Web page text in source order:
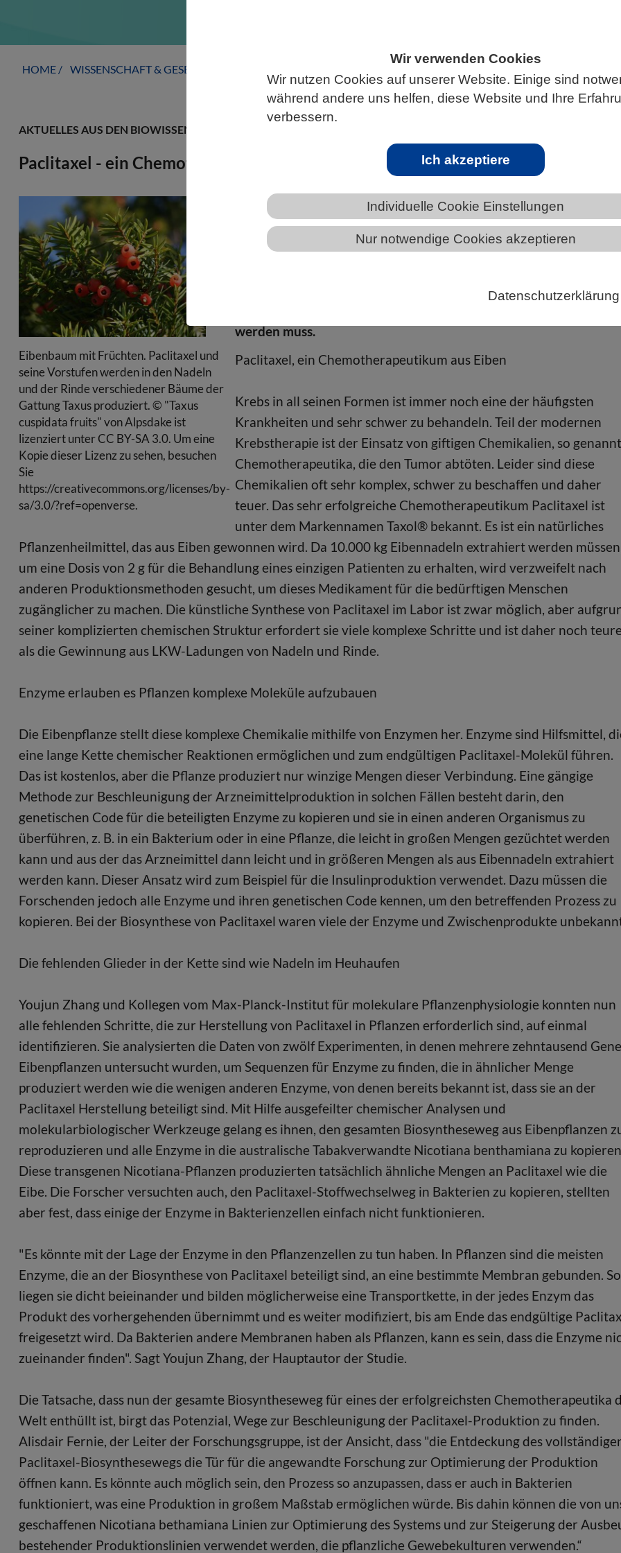
Wir verwenden Cookies
Wir nutzen Cookies auf unserer Website. Einige sind
während andere uns helfen, diese Website und Ihre
verbessern.
Ich akzeptiere
Individuelle Cookie Einstellungen
Nur notwendige Cookies akzeptieren
Datenschutzerklärung
HOME WISSENSCHAFT & GESELLSCHAFT
AKTUELLES AUS DEN BIOWISSENSCHAFTEN
Paclitaxel - ein Chemotherapeutikum aus Eiben
Eibenbaum mit Früchten. Paclitaxel und
seine Vorstufen werden in den Nadeln
und der Rinde verschiedener Bäume der
Gattung Taxus produziert. © "Taxus
cuspidata fruits" von Alpsdake ist
lizenziert unter CC BY-SA 3.0. Um eine
Kopie dieser Lizenz zu sehen, besuchen
Sie
https://creativecommons.org/licenses/by-
sa/3.0/?ref=openverse.
Der Biosyntheseweg von Paclitaxel, einem sehr erfolgreich
eingesetzten Chemotherapeutikum zur Krebsbehandlung, wurde
jetzt von Forschenden des Max-Planck-Instituts für molekulare
die Produktion dieses sehr komplexen Moleküls erleichtern, das
werden muss.
Paclitaxel, ein Chemotherapeutikum aus Eiben
Krebs in all seinen Formen ist immer noch eine der häufigsten
Krankheiten und sehr schwer zu behandeln. Teil der modernen
Krebstherapie ist der Einsatz von giftigen Chemikalien, so
Chemotherapeutika, die den Tumor abtöten. Leider sind diese
Chemikalien oft sehr komplex, schwer zu beschaffen und daher
teuer. Das sehr erfolgreiche Chemotherapeutikum Paclitaxel ist
unter dem Markennamen Taxol® bekannt. Es ist ein natürliches
Pflanzenheilmittel, das aus Eiben gewonnen wird. Da 10.000 kg Eibennadeln extrahiert werden müssen,
um eine Dosis von 2 g für die Behandlung eines einzigen Patienten zu erhalten, wird verzweifelt nach
anderen Produktionsmethoden gesucht, um dieses Medikament für die bedürftigen Menschen
zugänglicher zu machen. Die künstliche Synthese von Paclitaxel im Labor ist zwar möglich, aber
seiner komplizierten chemischen Struktur erfordert sie viele komplexe Schritte und ist daher noch
als die Gewinnung aus LKW-Ladungen von Nadeln und Rinde.
Enzyme erlauben es Pflanzen komplexe Moleküle aufzubauen
Die Eibenpflanze stellt diese komplexe Chemikalie mithilfe von Enzymen her. Enzyme sind Hilfsmittel,
eine lange Kette chemischer Reaktionen ermöglichen und zum endgültigen Paclitaxel-Molekül führen.
Das ist kostenlos, aber die Pflanze produziert nur winzige Mengen dieser Verbindung. Eine gängige
Methode zur Beschleunigung der Arzneimittelproduktion in solchen Fällen besteht darin, den
genetischen Code für die beteiligten Enzyme zu kopieren und sie in einen anderen Organismus zu
überführen, z. B. in ein Bakterium oder in eine Pflanze, die leicht in großen Mengen gezüchtet werden
kann und aus der das Arzneimittel dann leicht und in größeren Mengen als aus Eibennadeln extrahiert
werden kann. Dieser Ansatz wird zum Beispiel für die Insulinproduktion verwendet. Dazu müssen die
Forschenden jedoch alle Enzyme und ihren genetischen Code kennen, um den betreffenden Prozess zu
kopieren. Bei der Biosynthese von Paclitaxel waren viele der Enzyme und Zwischenprodukte
Die fehlenden Glieder in der Kette sind wie Nadeln im Heuhaufen
Youjun Zhang und Kollegen vom Max-Planck-Institut für molekulare Pflanzenphysiologie konnten nun
alle fehlenden Schritte, die zur Herstellung von Paclitaxel in Pflanzen erforderlich sind, auf einmal
identifizieren. Sie analysierten die Daten von zwölf Experimenten, in denen mehrere zehntausend
Eibenpflanzen untersucht wurden, um Sequenzen für Enzyme zu finden, die in ähnlicher Menge
produziert werden wie die wenigen anderen Enzyme, von denen bereits bekannt ist, dass sie an der
Paclitaxel Herstellung beteiligt sind. Mit Hilfe ausgefeilter chemischer Analysen und
molekularbiologischer Werkzeuge gelang es ihnen, den gesamten Biosyntheseweg aus Eibenpflanzen
reproduzieren und alle Enzyme in die australische Tabakverwandte Nicotiana benthamiana zu kopieren.
Diese transgenen Nicotiana-Pflanzen produzierten tatsächlich ähnliche Mengen an Paclitaxel wie die
Eibe. Die Forscher versuchten auch, den Paclitaxel-Stoffwechselweg in Bakterien zu kopieren, stellten
aber fest, dass einige der Enzyme in Bakterienzellen einfach nicht funktionieren.
"Es könnte mit der Lage der Enzyme in den Pflanzenzellen zu tun haben. In Pflanzen sind die meisten
Enzyme, die an der Biosynthese von Paclitaxel beteiligt sind, an eine bestimmte Membran gebunden. So
liegen sie dicht beieinander und bilden möglicherweise eine Transportkette, in der jedes Enzym das
Produkt des vorhergehenden übernimmt und es weiter modifiziert, bis am Ende das endgültige
freigesetzt wird. Da Bakterien andere Membranen haben als Pflanzen, kann es sein, dass die Enzyme
zueinander finden". Sagt Youjun Zhang, der Hauptautor der Studie.
Die Tatsache, dass nun der gesamte Biosyntheseweg für eines der erfolgreichsten Chemotherapeutika
Welt enthüllt ist, birgt das Potenzial, Wege zur Beschleunigung der Paclitaxel-Produktion zu finden.
Alisdair Fernie, der Leiter der Forschungsgruppe, ist der Ansicht, dass "die Entdeckung des
Paclitaxel-Biosynthesewegs die Tür für die angewandte Forschung zur Optimierung der Produktion
öffnen kann. Es könnte auch möglich sein, den Prozess so anzupassen, dass er auch in Bakterien
funktioniert, was eine Produktion in großem Maßstab ermöglichen würde. Bis dahin können die von
geschaffenen Nicotiana bethamiana Linien zur Optimierung des Systems und zur Steigerung der
bestehender Produktionslinien verwendet werden, die pflanzliche Gewebekulturen verwenden.“